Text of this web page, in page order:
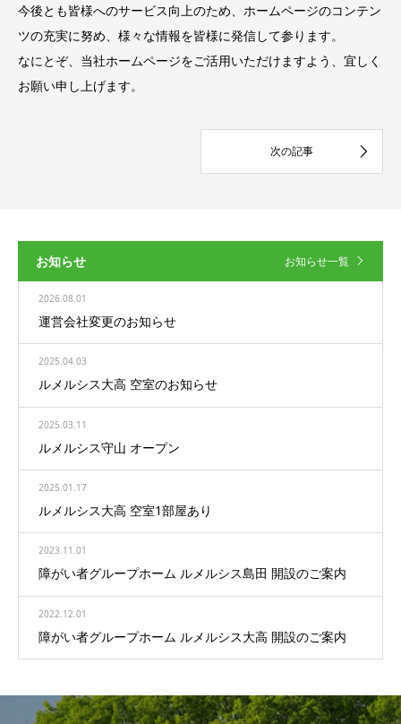
今後とも皆様へのサービス向上のため、ホームページのコンテン
ツの充実に努め、様々な情報を皆様に発信して参ります。
なにとぞ、当社ホームページをご活用いただけますよう、宜しく
お願い申し上げます。
お知らせ お知らせ一覧
2026.08.01
運営会社変更のお知らせ
2025.04.03
ルメルシス大高 空室のお知らせ
2025.03.11
ルメルシス守山 オープン
2025.01.17
ルメルシス大高 空室1部屋あり
2023.11.01
障がい者グループホーム ルメルシス島田 開設のご案内
2022.12.01
障がい者グループホーム ルメルシス大高 開設のご案内